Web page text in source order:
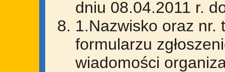
dniu 08.04.2011 r.
1.Nazwisko oraz nr.
formularzu
wiadomości